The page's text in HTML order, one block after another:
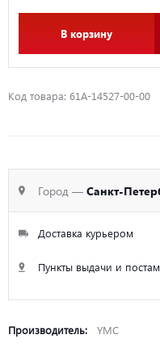
В корзину
Код товара: 61A-14527-00-00
Город — Санкт-
Доставка курьером
Пункты выдачи и
Производитель: YMC